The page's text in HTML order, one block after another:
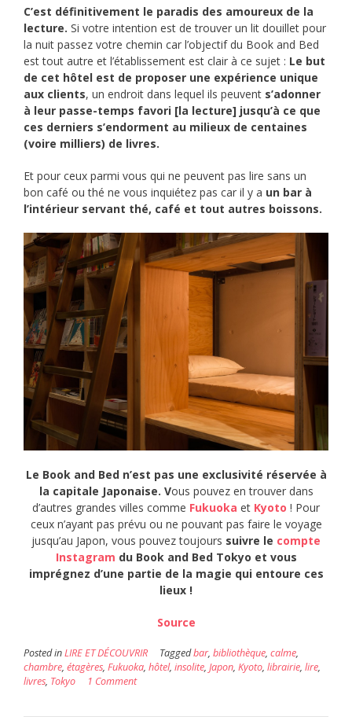
C’est définitivement le paradis des amoureux de la
lecture. Si votre intention est de trouver un lit douillet pour
la nuit passez votre chemin car l’objectif du Book and Bed
est tout autre et l’établissement est clair à ce sujet : Le but
de cet hôtel est de proposer une expérience unique
aux clients, un endroit dans lequel ils peuvent s’adonner
à leur passe-temps favori [la lecture] jusqu’à ce que
ces derniers s’endorment au milieux de centaines
(voire milliers) de livres.
Et pour ceux parmi vous qui ne peuvent pas lire sans un
bon café ou thé ne vous inquiétez pas car il y a un bar à
l’intérieur servant thé, café et tout autres boissons.
Le Book and Bed n’est pas une exclusivité réservée à
la capitale Japonaise. Vous pouvez en trouver dans
d’autres grandes villes comme Fukuoka et Kyoto ! Pour
ceux n’ayant pas prévu ou ne pouvant pas faire le voyage
jusqu’au Japon, vous pouvez toujours suivre le compte
Instagram du Book and Bed Tokyo et vous
imprégnez d’une partie de la magie qui entoure ces
lieux !
Source
Posted inLIRE ET DÉCOUVRIR Taggedbar, bibliothèque, calme,
chambre, étagères, Fukuoka, hôtel, insolite, Japon, Kyoto, librairie, lire,
livres, Tokyo 1 Comment